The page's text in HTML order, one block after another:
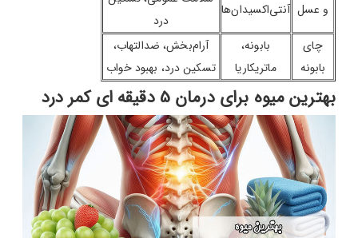
و عسل آنتی‌اکسیدان‌ها
درد
چای
بابونه
بابونه،
ماتریکاریا
آرام‌بخش، ضدالتهاب،
تسکین درد، بهبود خواب
بهترین میوه برای درمان 5 دقیقه ای کمر درد